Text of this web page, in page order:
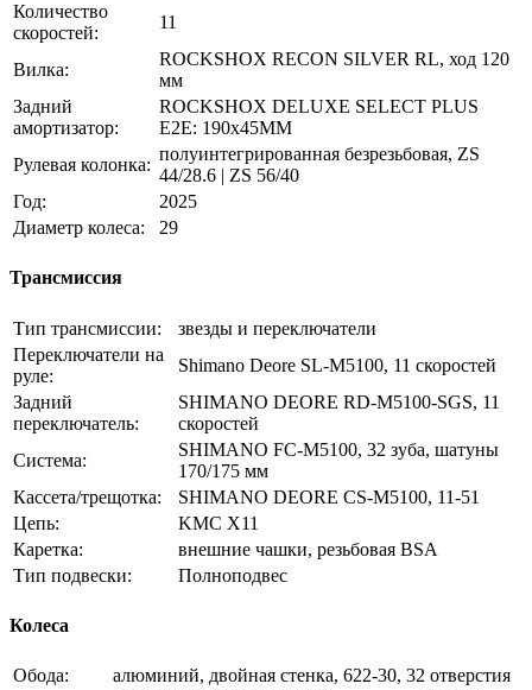
Количество
скоростей:
11
Вилка:
ROCKSHOX RECON SILVER RL, ход 120
мм
Задний
амортизатор:
ROCKSHOX DELUXE SELECT PLUS
E2E: 190x45MM
Рулевая колонка:
полуинтегрированная безрезьбовая, ZS
44/28.6 | ZS 56/40
Год:
2025
Диаметр колеса:
29
Трансмиссия
Тип трансмиссии:
звезды и переключатели
Переключатели на
руле:
Shimano Deore SL-M5100, 11 скоростей
Задний
переключатель:
SHIMANO DEORE RD-M5100-SGS, 11
скоростей
Система:
SHIMANO FC-M5100, 32 зуба, шатуны
170/175 мм
Кассета/трещотка:
SHIMANO DEORE CS-M5100, 11-51
Цепь:
KMC X11
Каретка:
внешние чашки, резьбовая BSA
Тип подвески:
Полноподвес
Колеса
Обода:
алюминий, двойная стенка, 622-30, 32 отверстия